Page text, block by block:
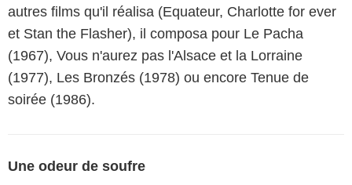
autres films qu'il réalisa (Equateur, Charlotte for ever
et Stan the Flasher), il composa pour Le Pacha
(1967), Vous n'aurez pas l'Alsace et la Lorraine
(1977), Les Bronzés (1978) ou encore Tenue de
soirée (1986).
Une odeur de soufre